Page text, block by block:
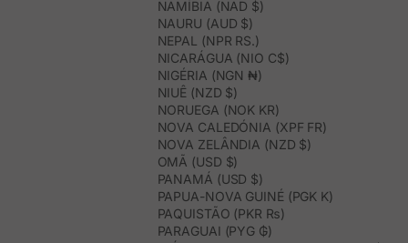
NAMÍBIA (NAD $)
NAURU (AUD $)
NEPAL (NPR RS.)
NICARÁGUA (NIO C$)
NIGÉRIA (NGN ₦)
NIUÊ (NZD $)
NORUEGA (NOK KR)
NOVA CALEDÓNIA (XPF FR)
NOVA ZELÂNDIA (NZD $)
OMÃ (USD $)
PANAMÁ (USD $)
PAPUA-NOVA GUINÉ (PGK K)
PAQUISTÃO (PKR ₨)
PARAGUAI (PYG ₲)